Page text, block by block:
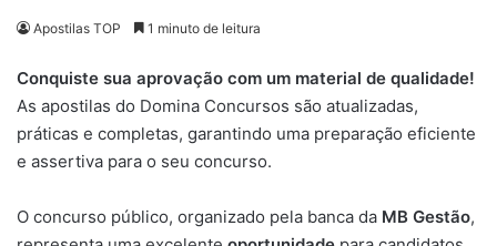
Apostilas TOP 1 minuto de leitura
Conquiste sua aprovação com um material de qualidade!
As apostilas do Domina Concursos são atualizadas,
práticas e completas, garantindo uma preparação eficiente
e assertiva para o seu concurso.
O concurso público, organizado pela banca da MB Gestão,